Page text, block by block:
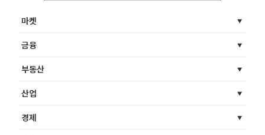
마켓
금융
부동산
산업
경제